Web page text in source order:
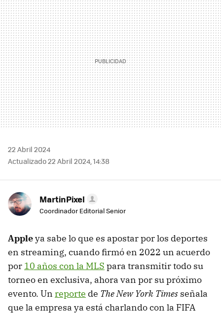
MAIL
22 Abril 2024
Actualizado 22 Abril 2024, 14:38
MartinPixel
Coordinador Editorial Senior
Appleya sabe lo que es apostar por los deportes
en streaming, cuando firmó en 2022 un acuerdo
por 10 años con la MLS para transmitir todo su
torneo en exclusiva, ahora van por su próximo
evento. Un reporte de The New York Times señala
que la empresa ya está charlando con la FIFA